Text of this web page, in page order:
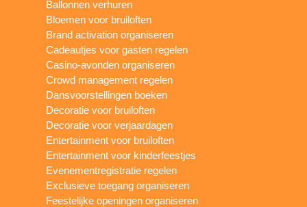
Ballonnen verhuren
Bloemen voor bruiloften
Brand activation organiseren
Cadeautjes voor gasten regelen
Casino-avonden organiseren
Crowd management regelen
Dansvoorstellingen boeken
Decoratie voor bruiloften
Decoratie voor verjaardagen
Entertainment voor bruiloften
Entertainment voor kinderfeestjes
Evenementregistratie regelen
Exclusieve toegang organiseren
Feestelijke openingen organiseren